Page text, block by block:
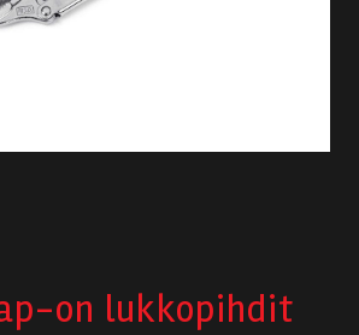
Yhteystiedot
on lukkopihdit